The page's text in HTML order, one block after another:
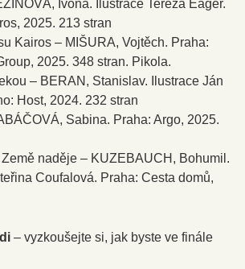
Ivona. Ilustrace Tereza Eager.
2025. 213 stran
Kairos – MIŠURA, Vojtěch. Praha:
2025. 348 stran. Pikola.
– BERAN, Stanislav. Ilustrace Ján
Host, 2024. 232 stran
Sabina. Praha: Argo, 2025.
naděje – KUZEBAUCH, Bohumil.
Coufalová. Praha: Cesta domů,
– vyzkoušejte si, jak byste ve finále